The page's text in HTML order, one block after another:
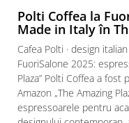
Polti Coffea la
Made in Italy în
Cafea Polti · design
FuoriSalone 2025:
Plaza” Polti Coffea a
Amazon „The Amazing
espressoarele pentru